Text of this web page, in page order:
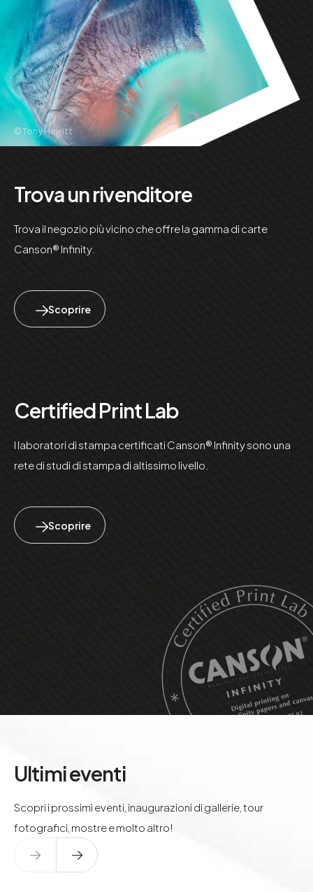
©Tony Hewitt
Trova un rivenditore
Trova il negozio più vicino che offre la gamma di carte
Canson® Infinity.
Scoprire
Certified Print Lab
I laboratori di stampa certificati Canson® Infinity sono una
rete di studi di stampa di altissimo livello.
Scoprire
Ultimi eventi
Scopri i prossimi eventi, inaugurazioni di gallerie, tour
fotografici, mostre e molto altro!